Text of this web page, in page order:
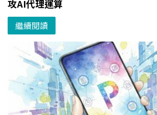
攻AI代理運算
繼續閱讀